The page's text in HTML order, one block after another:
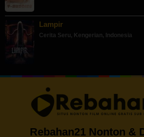
Lampir
Cerita Seru, Kengerian, Indonesia
Rebahan21 Nonton &